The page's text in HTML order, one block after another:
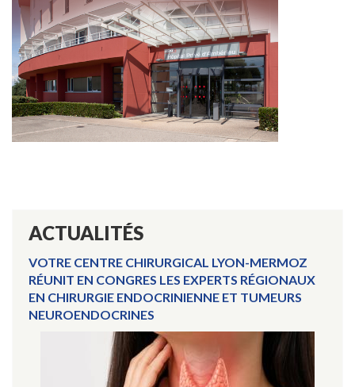
ACTUALITÉS
VOTRE CENTRE CHIRURGICAL LYON-MERMOZ
RÉUNIT EN CONGRES LES EXPERTS RÉGIONAUX
EN CHIRURGIE ENDOCRINIENNE ET TUMEURS
NEUROENDOCRINES